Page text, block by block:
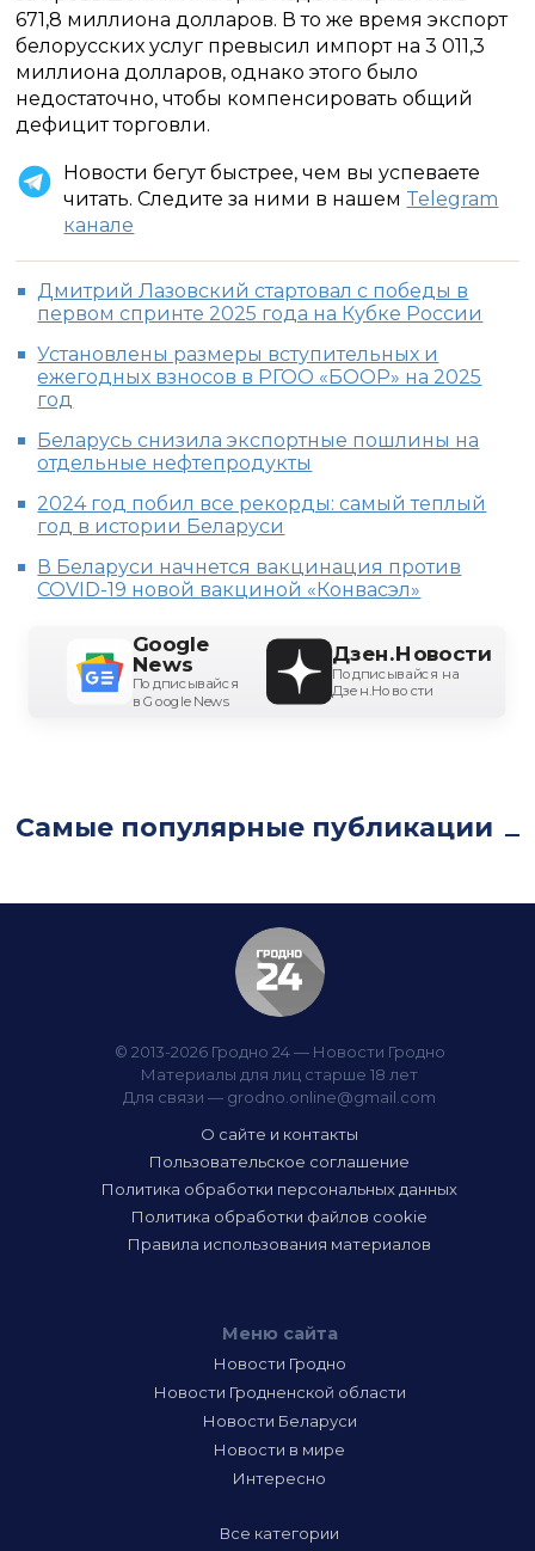
671,8 миллиона долларов. В то же время экспорт
белорусских услуг превысил импорт на 3 011,3
миллиона долларов, однако этого было
недостаточно, чтобы компенсировать общий
дефицит торговли.
Новости бегут быстрее, чем вы успеваете
читать. Следите за ними в нашем Telegram
канале
Дмитрий Лазовский стартовал с победы в
первом спринте 2025 года на Кубке России
Установлены размеры вступительных и
ежегодных взносов в РГОО «БООР» на 2025
год
Беларусь снизила экспортные пошлины на
отдельные нефтепродукты
2024 год побил все рекорды: самый теплый
год в истории Беларуси
В Беларуси начнется вакцинация против
COVID-19 новой вакциной «Конвасэл»
Google
News
Подписывайся
в Google News
Дзен.Новости
Подписывайся на
Дзен.Новости
Самые популярные публикации
© 2013-2026 Гродно 24 — Новости Гродно
Материалы для лиц старше 18 лет
Для связи — grodno.online@gmail.com
О сайте и контакты
Пользовательское соглашение
Политика обработки персональных данных
Политика обработки файлов cookie
Правила использования материалов
Меню сайта
Новости Гродно
Новости Гродненской области
Новости Беларуси
Новости в мире
Интересно
Все категории